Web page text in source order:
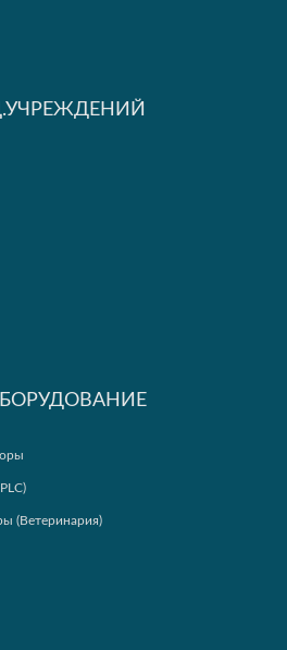
(Ветеринария)